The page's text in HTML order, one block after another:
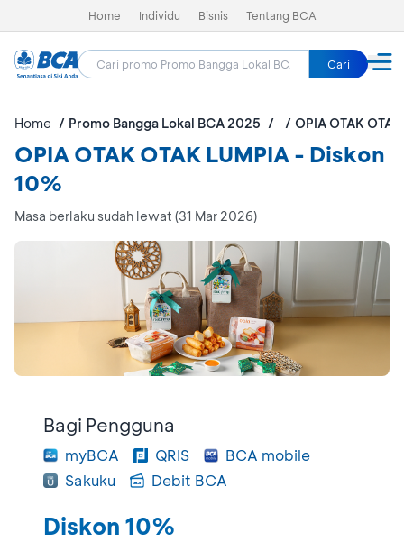
Home Individu Bisnis Tentang BCA
Cari
Home Promo Bangga Lokal BCA 2025 OPIA OTAK
OPIA OTAK OTAK LUMPIA - Diskon
10%
Masa berlaku sudah lewat (31 Mar 2026)
Bagi Pengguna
myBCA QRIS
BCA mobile
Sakuku
Debit BCA
Diskon 10%